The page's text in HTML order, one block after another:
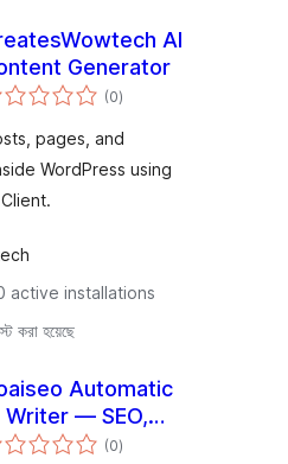
AI
Generator
(0total
ratings
)
pages, and
WordPress using
active installations
করা হয়েছে
Automatic
Writer — SEO,
& Images
(0total
ratings
)